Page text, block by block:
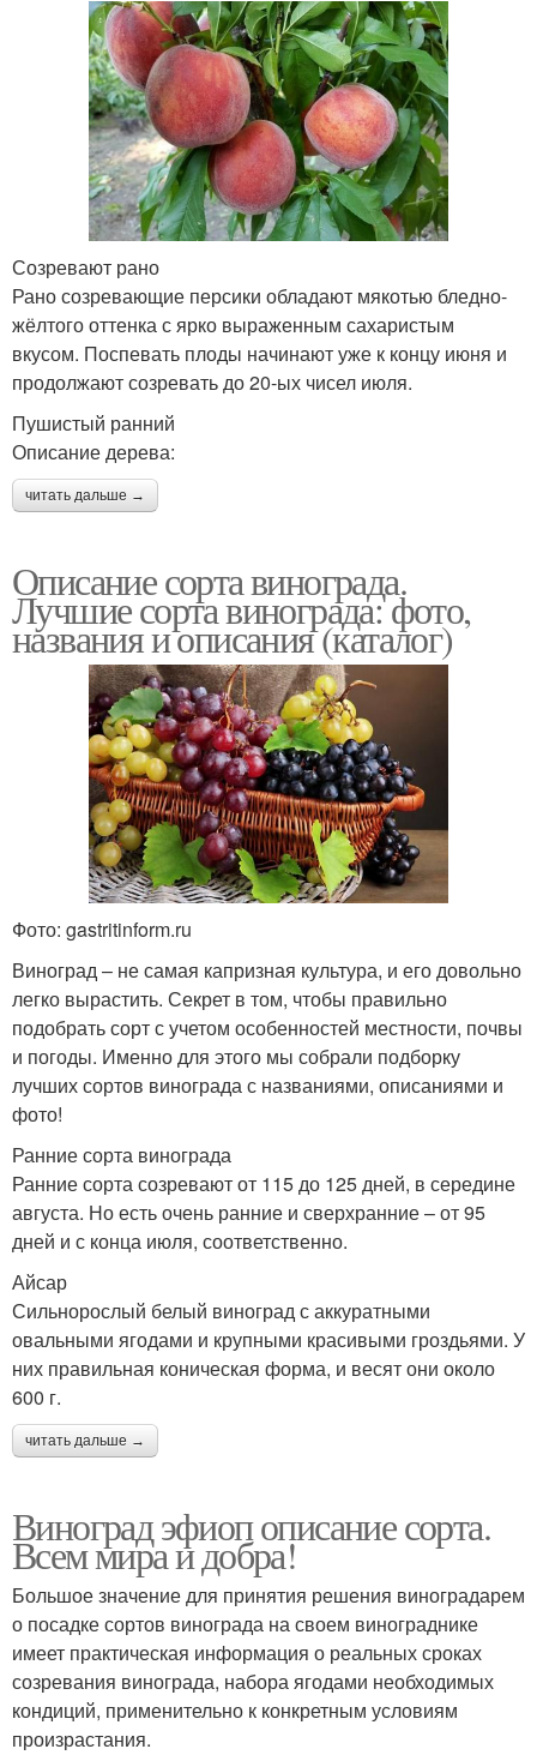
Созревают рано
Рано созревающие персики обладают мякотью бледно-
жёлтого оттенка с ярко выраженным сахаристым
вкусом. Поспевать плоды начинают уже к концу июня и
продолжают созревать до 20-ых чисел июля.
Пушистый ранний
Описание дерева:
читать дальше →
Описание сорта винограда.
Лучшие сорта винограда: фото,
названия и описания (каталог)
Фото: gastritinform.ru
Виноград – не самая капризная культура, и его довольно
легко вырастить. Секрет в том, чтобы правильно
подобрать сорт с учетом особенностей местности, почвы
и погоды. Именно для этого мы собрали подборку
лучших сортов винограда с названиями, описаниями и
фото!
Ранние сорта винограда
Ранние сорта созревают от 115 до 125 дней, в середине
августа. Но есть очень ранние и сверхранние – от 95
дней и с конца июля, соответственно.
Айсар
Сильнорослый белый виноград с аккуратными
овальными ягодами и крупными красивыми гроздьями. У
них правильная коническая форма, и весят они около
600 г.
читать дальше →
Виноград эфиоп описание сорта.
Всем мира и добра!
Большое значение для принятия решения виноградарем
о посадке сортов винограда на своем винограднике
имеет практическая информация о реальных сроках
созревания винограда, набора ягодами необходимых
кондиций, применительно к конкретным условиям
произрастания.